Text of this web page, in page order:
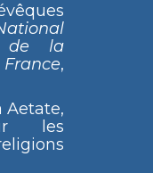
de la
,
Aetate,
les